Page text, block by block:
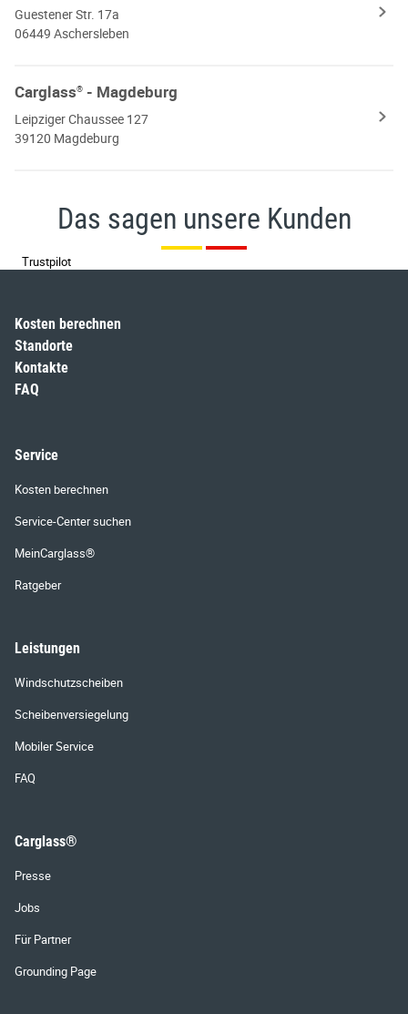
Guestener Str. 17a
06449 Aschersleben
Carglass® - Magdeburg
Leipziger Chaussee 127
39120 Magdeburg
Das sagen unsere Kunden
Trustpilot
Kosten berechnen
Standorte
Kontakte
FAQ
Service
Kosten berechnen
Service-Center suchen
MeinCarglass®
Ratgeber
Leistungen
Windschutzscheiben
Scheibenversiegelung
Mobiler Service
FAQ
Carglass®
Presse
Jobs
Für Partner
Grounding Page